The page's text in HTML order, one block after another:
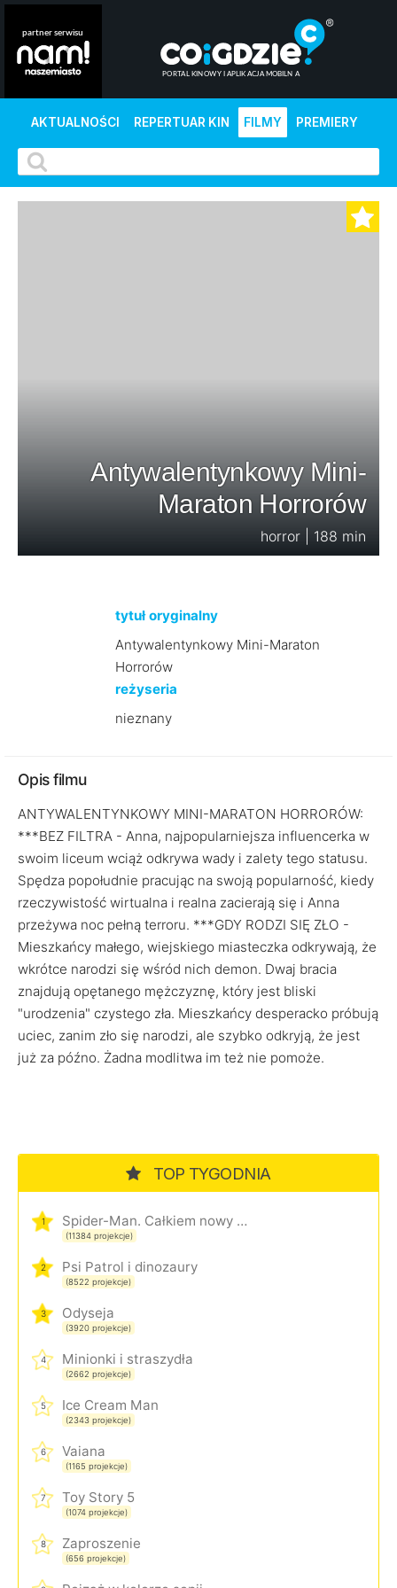
AKTUALNOŚCI REPERTUAR KIN FILMY PREMIERY
Antywalentynkowy Mini-
Maraton Horrorów
horror | 188 min
tytuł oryginalny
Antywalentynkowy Mini-Maraton
Horrorów
reżyseria
nieznany
Opis filmu
ANTYWALENTYNKOWY MINI-MARATON HORRORÓW:
***BEZ FILTRA - Anna, najpopularniejsza influencerka w
swoim liceum wciąż odkrywa wady i zalety tego statusu.
Spędza popołudnie pracując na swoją popularność, kiedy
rzeczywistość wirtualna i realna zacierają się i Anna
przeżywa noc pełną terroru. ***GDY RODZI SIĘ ZŁO -
Mieszkańcy małego, wiejskiego miasteczka odkrywają, że
wkrótce narodzi się wśród nich demon. Dwaj bracia
znajdują opętanego mężczyznę, który jest bliski
"urodzenia" czystego zła. Mieszkańcy desperacko próbują
uciec, zanim zło się narodzi, ale szybko odkryją, że jest
już za późno. Żadna modlitwa im też nie pomoże.
TOP TYGODNIA
1 Spider-Man. Całkiem nowy dzień
(11384 projekcje)
2 Psi Patrol i dinozaury
(8522 projekcje)
3 Odyseja
(3920 projekcje)
4 Minionki i straszydła
(2662 projekcje)
5 Ice Cream Man
(2343 projekcje)
6 Vaiana
(1165 projekcje)
7 Toy Story 5
(1074 projekcje)
8 Zaproszenie
(656 projekcje)